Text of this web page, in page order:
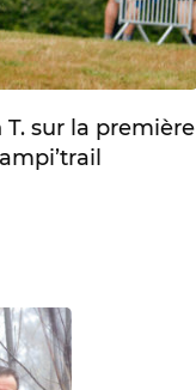
sur la première